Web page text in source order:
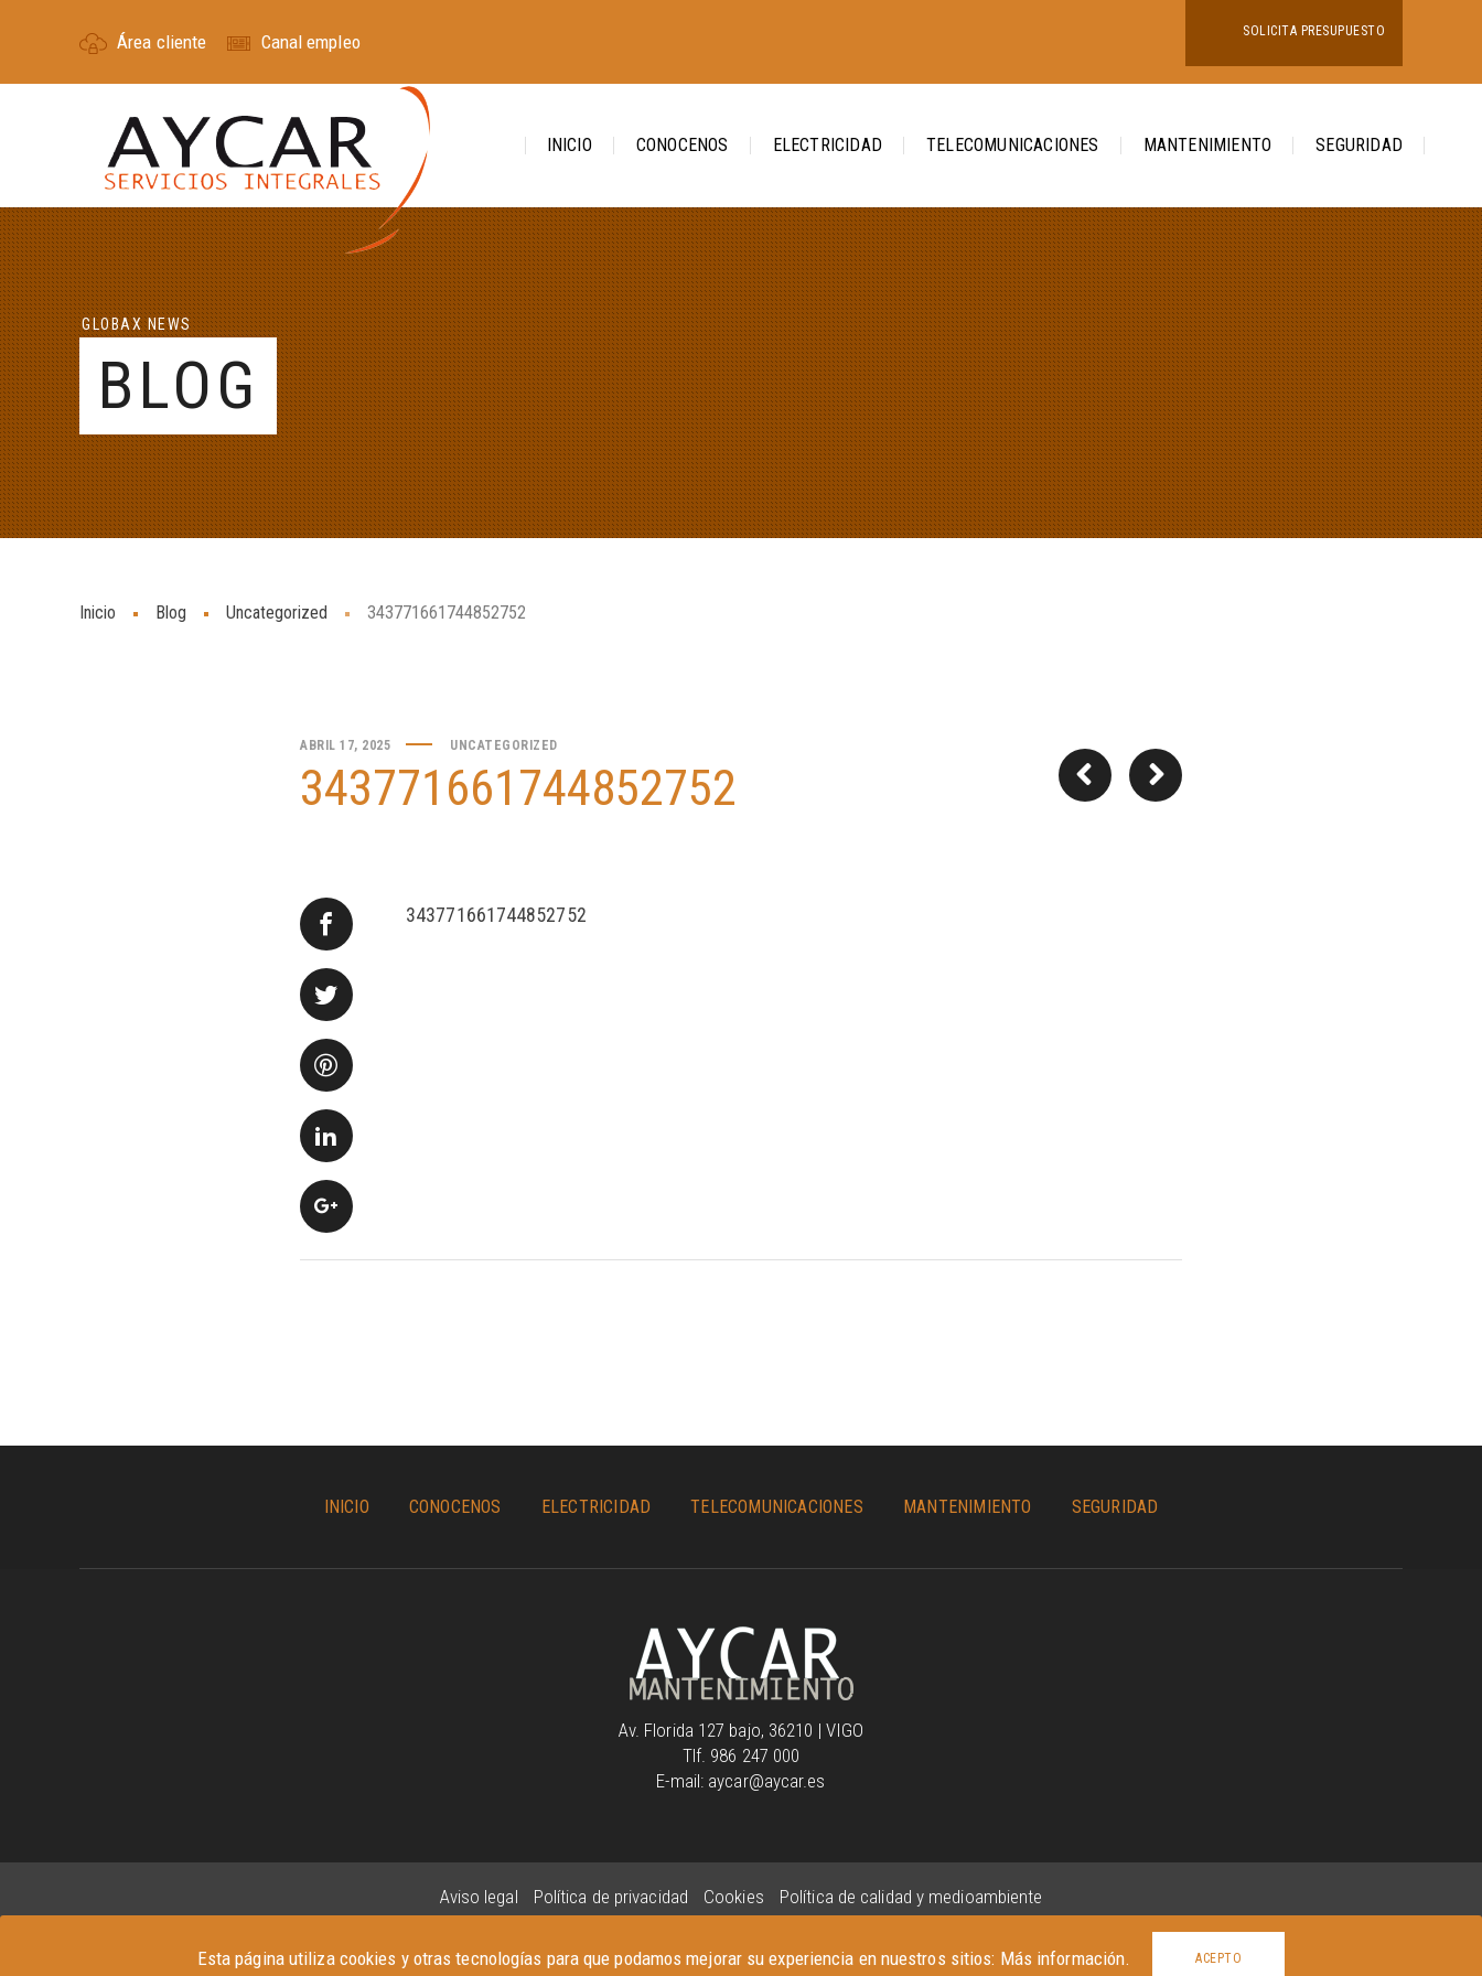
Área cliente Canal empleo
SOLICITA PRESUPUESTO
INICIO CONOCENOS ELECTRICIDAD TELECOMUNICACIONES MANTENIMIENTO SEGURIDAD
GLOBAX NEWS
BLOG
Inicio Blog Uncategorized 343771661744852752
ABRIL 17, 2025 UNCATEGORIZED
343771661744852752
343771661744852752
INICIO CONOCENOS ELECTRICIDAD TELECOMUNICACIONES MANTENIMIENTO SEGURIDAD
Av. Florida 127 bajo, 36210 | VIGO
Tlf. 986 247 000
E-mail: aycar@aycar.es
Aviso legal Política de privacidad Cookies Política de calidad y medioambiente
Esta página utiliza cookies y otras tecnologías para que podamos mejorar su experiencia en nuestros sitios: Más información. ACEPTO